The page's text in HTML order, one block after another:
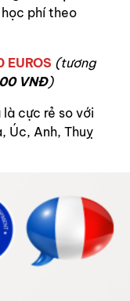
phí theo
EUROS (tương
VNĐ)
cực rẻ so với
Úc, Anh, Thuỵ